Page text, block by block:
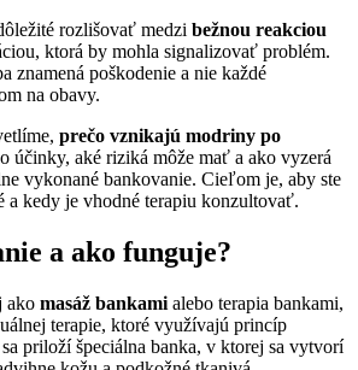
rozlišovať medzi bežnou reakciou
ktorá by mohla signalizovať problém.
znamená poškodenie a nie každé
na obavy.
prečo vznikajú modriny po
účinky, aké riziká môže mať a ako vyzerá
vykonané bankovanie. Cieľom je, aby ste
a kedy je vhodné terapiu konzultovať.
a ako funguje?
ako masáž bankami alebo terapia bankami,
terapie, ktoré využívajú princíp
priloží špeciálna banka, v ktorej sa vytvorí